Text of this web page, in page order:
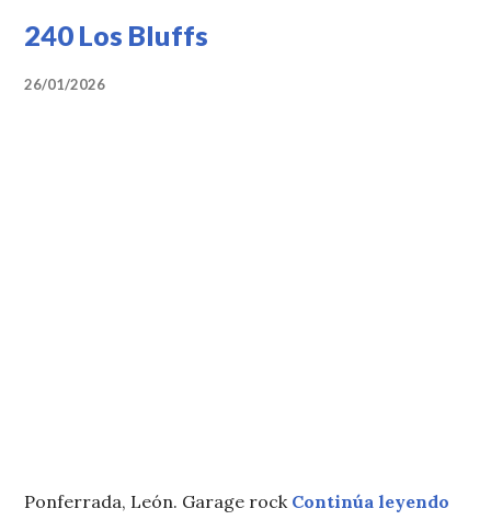
240 Los Bluffs
26/01/2026
Ponferrada, León. Garage rock Continúa leyendo